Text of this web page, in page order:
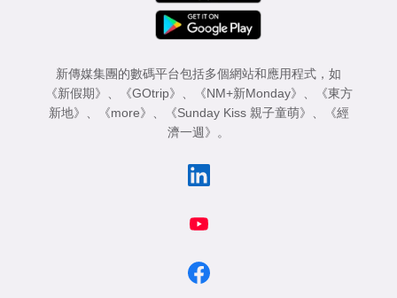
新傳媒集團的數碼平台包括多個網站和應用程式，如
《新假期》
《GOtrip》 《NM+新Monday》
《東方
新地》
《more》 《Sunday Kiss 親子童萌》
《經
濟一週》
。